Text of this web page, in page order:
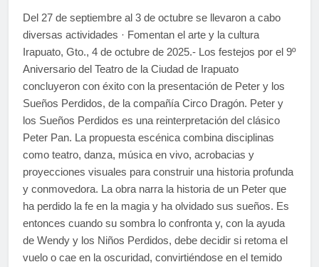
Del 27 de septiembre al 3 de octubre se llevaron a cabo
diversas actividades · Fomentan el arte y la cultura
Irapuato, Gto., 4 de octubre de 2025.- Los festejos por el 9º
Aniversario del Teatro de la Ciudad de Irapuato
concluyeron con éxito con la presentación de Peter y los
Sueños Perdidos, de la compañía Circo Dragón. Peter y
los Sueños Perdidos es una reinterpretación del clásico
Peter Pan. La propuesta escénica combina disciplinas
como teatro, danza, música en vivo, acrobacias y
proyecciones visuales para construir una historia profunda
y conmovedora. La obra narra la historia de un Peter que
ha perdido la fe en la magia y ha olvidado sus sueños. Es
entonces cuando su sombra lo confronta y, con la ayuda
de Wendy y los Niños Perdidos, debe decidir si retoma el
vuelo o cae en la oscuridad, convirtiéndose en el temido